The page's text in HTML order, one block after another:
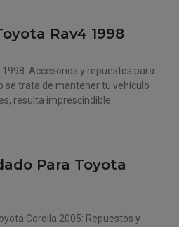
Rav4 1998
Accesorios y repuestos para
se trata de mantener tu vehículo
resulta imprescindible
Para Toyota
Corolla 2005: Repuestos y